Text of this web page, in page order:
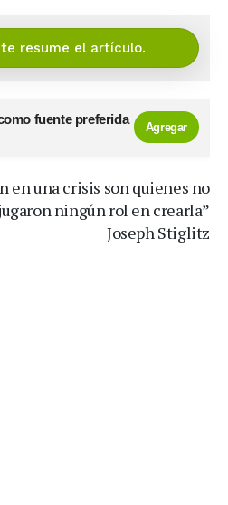
resume el artículo.
fuente preferida
Agregar
en una crisis son quienes no
ningún rol en crearla”
Joseph Stiglitz